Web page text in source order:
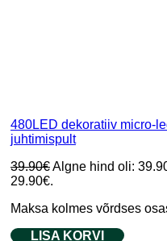
480LED dekoratiiv micro-
juhtimispult
39.90€Algne hind oli:
29.90€.
Maksa kolmes võrdses
LISA KORVI